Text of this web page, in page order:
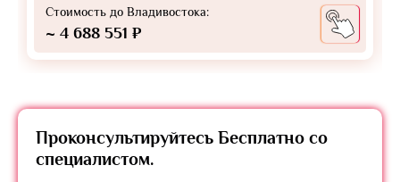
Стоимость до Владивостока:
~ 4 688 551 ₽
Проконсультируйтесь Бесплатно со
специалистом.